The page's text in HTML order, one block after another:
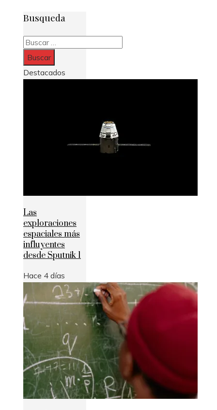
Busqueda
Buscar:
Destacados
Las
exploraciones
espaciales más
influyentes
desde Sputnik 1
Hace 4 días